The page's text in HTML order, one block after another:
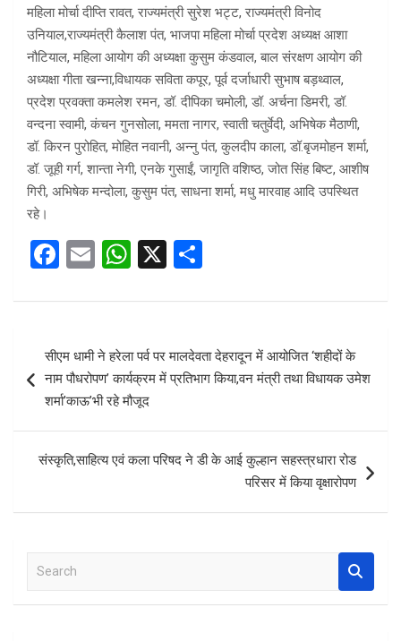
महिला मोर्चा दीप्ति रावत, राज्यमंत्री सुरेश भट्ट, राज्यमंत्री विनोद
उनियाल,राज्यमंत्री कैलाश पंत, भाजपा महिला मोर्चा प्रदेश अध्यक्ष आशा
नौटियाल, महिला आयोग की अध्यक्षा कुसुम कंडवाल, बाल संरक्षण आयोग की
अध्यक्षा गीता खन्ना,विधायक सविता कपूर, पूर्व दर्जाधारी सुभाष बड़थ्वाल,
प्रदेश प्रवक्ता कमलेश रमन, डॉ. दीपिका चमोली, डॉ. अर्चना डिमरी, डॉ.
वन्दना स्वामी, कंचन गुनसोला, ममता नागर, स्वाती चतुर्वेदी, अभिषेक मैठाणी,
डॉ. किरन पुरोहित, मोहित नवानी, अन्नु पंत, कुलदीप काला, डॉ.बृजमोहन शर्मा,
डॉ. जूही गर्ग, शान्ता नेगी, एनके गुसाईं, जागृति वशिष्ठ, जोत सिंह बिष्ट, आशीष
गिरी, अभिषेक मन्दोला, कुसुम पंत, साधना शर्मा, मधु मारवाह आदि उपस्थित
रहे।
F
ce
o
o
k
E
ail
W
at
A
p
p
X
ar
navigation
सीएम धामी ने हरेला पर्व पर मालदेवता देहरादून में आयोजित ‘शहीदों के
नाम पौधरोपण’ कार्यक्रम में प्रतिभाग किया,वन मंत्री तथा विधायक उमेश
शर्मा’काऊ’भी रहे मौजूद
संस्कृति,साहित्य एवं कला परिषद ने डी के आई कुल्हान सहस्त्रधारा रोड
परिसर में किया वृक्षारोपण
a